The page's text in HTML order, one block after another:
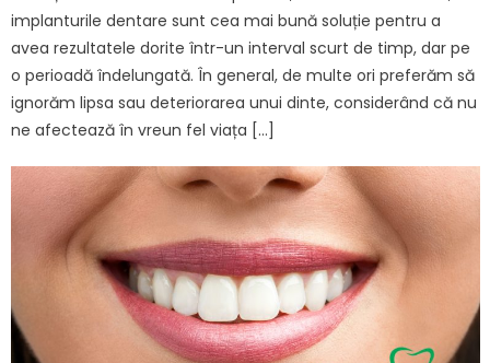
implanturile dentare sunt cea mai bună soluție pentru a
avea rezultatele dorite într-un interval scurt de timp, dar pe
o perioadă îndelungată. În general, de multe ori preferăm să
ignorăm lipsa sau deteriorarea unui dinte, considerând că nu
ne afectează în vreun fel viața […]